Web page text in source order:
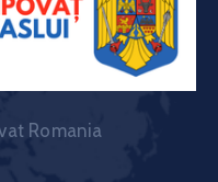
Romania